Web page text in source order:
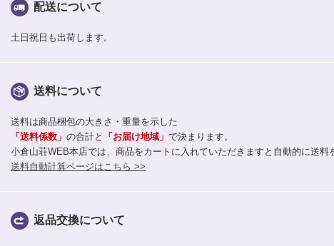
配送について
土日祝日も出荷します。
送料について
送料は商品梱包の大きさ・重量を示した
「送料係数」 の合計と 「お届け地域」 で決まります。
小倉山荘WEB本店では、商品をカートに入れていただきますと自動的に送料
送料自動計算ページはこちら >>
返品交換について